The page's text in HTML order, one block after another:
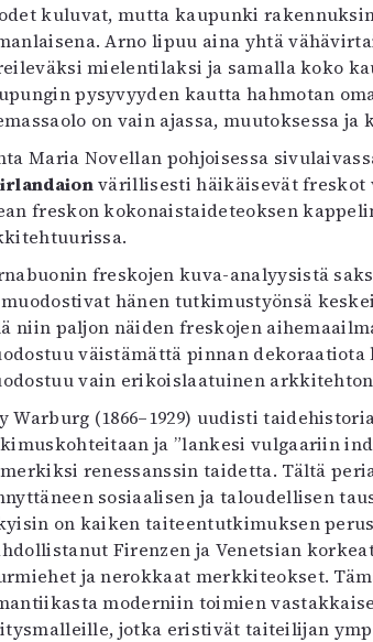
kuluvat, mutta kaupunki
Arno lipuu aina yhtä
mielentilaksi ja samalla koko
pysyvyyden kautta hahmotan
on vain ajassa, muutoksessa ja
Maria Novellan pohjoisessa
värillisesti häikäisevät freskot
freskon kokonaistaideteoksen
freskojen kuva-analyysistä
hänen tutkimustyönsä
niin paljon näiden freskojen
väistämättä pinnan
vain erikoislaatuinen
Warburg (1866–1929) uudisti
ja ”lankesi vulgaariin
renessanssin taidetta. Tältä
sosiaalisen ja taloudellisen
on kaiken taiteentutkimuksen
Firenzen ja Venetsian
ja nerokkaat merkkiteokset.
moderniin toimien
jotka eristivät taiteilijan